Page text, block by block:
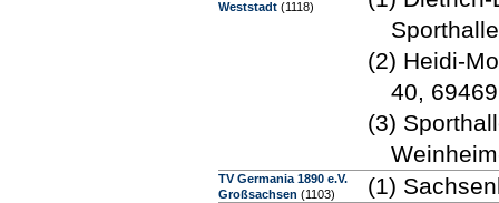
Weststadt (1118)
(2) Heidi-
40,
(3)
TV Germania 1890 e.V.
Großsachsen (1103) (1)